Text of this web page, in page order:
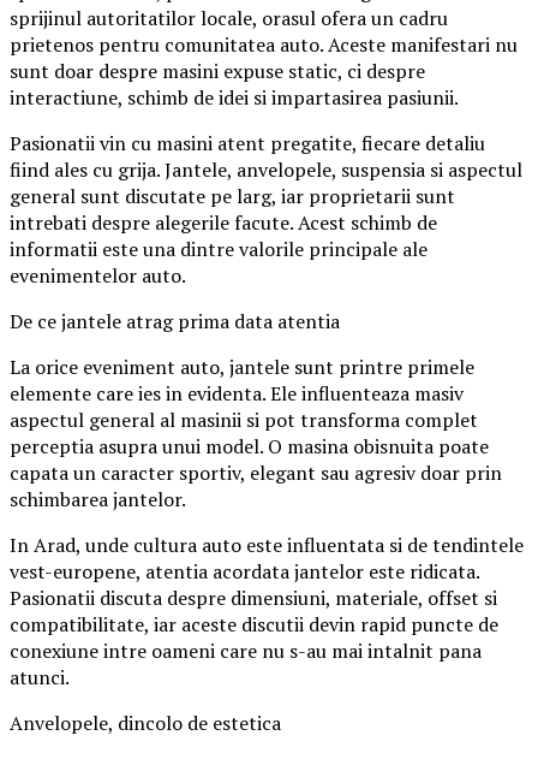
sprijinul autoritatilor locale, orasul ofera un cadru
prietenos pentru comunitatea auto. Aceste manifestari nu
sunt doar despre masini expuse static, ci despre
interactiune, schimb de idei si impartasirea pasiunii.
Pasionatii vin cu masini atent pregatite, fiecare detaliu
fiind ales cu grija. Jantele, anvelopele, suspensia si aspectul
general sunt discutate pe larg, iar proprietarii sunt
intrebati despre alegerile facute. Acest schimb de
informatii este una dintre valorile principale ale
evenimentelor auto.
De ce jantele atrag prima data atentia
La orice eveniment auto, jantele sunt printre primele
elemente care ies in evidenta. Ele influenteaza masiv
aspectul general al masinii si pot transforma complet
perceptia asupra unui model. O masina obisnuita poate
capata un caracter sportiv, elegant sau agresiv doar prin
schimbarea jantelor.
In Arad, unde cultura auto este influentata si de tendintele
vest-europene, atentia acordata jantelor este ridicata.
Pasionatii discuta despre dimensiuni, materiale, offset si
compatibilitate, iar aceste discutii devin rapid puncte de
conexiune intre oameni care nu s-au mai intalnit pana
atunci.
Anvelopele, dincolo de estetica